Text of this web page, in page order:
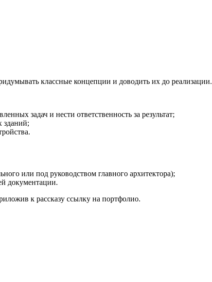
классные концепции и доводить их до реализации.
задач и нести ответственность за результат;
зданий;
или под руководством главного архитектора);
документации.
к рассказу ссылку на портфолио.